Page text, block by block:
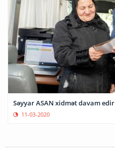
Səyyar ASAN xidmət davam edir
11-03-2020